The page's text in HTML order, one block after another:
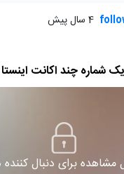
4 سال پیش
شماره چند اکانت اینستا
مشاهده برای دنبال کننده